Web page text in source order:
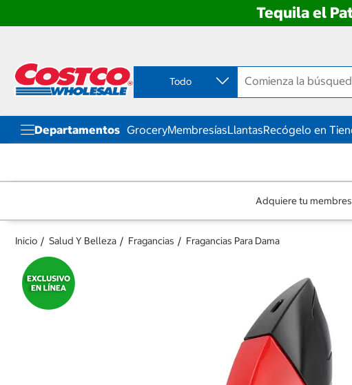
Tequila el
contenido
menú
navegación
Todo
Departamentos GroceryMembresíasLlantasRecógelo en
Adquiere tu
Inicio Salud Y Belleza Fragancias Fragancias Para Dama